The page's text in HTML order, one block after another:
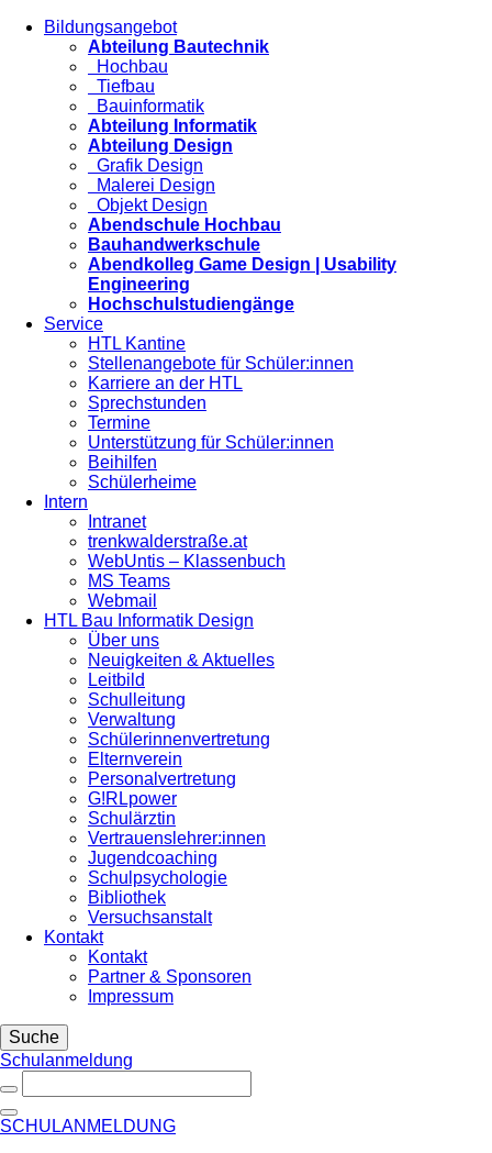
Bildungsangebot
Abteilung Bautechnik
Hochbau
Tiefbau
Bauinformatik
Abteilung Informatik
Abteilung Design
Grafik Design
Malerei Design
Objekt Design
Abendschule Hochbau
Bauhandwerkschule
Abendkolleg Game Design | Usability
Engineering
Hochschulstudiengänge
Service
HTL Kantine
Stellenangebote für Schüler:innen
Karriere an der HTL
Sprechstunden
Termine
Unterstützung für Schüler:innen
Beihilfen
Schülerheime
Intern
Intranet
trenkwalderstraße.at
WebUntis – Klassenbuch
MS Teams
Webmail
HTL Bau Informatik Design
Über uns
Neuigkeiten & Aktuelles
Leitbild
Schulleitung
Verwaltung
Schülerinnenvertretung
Elternverein
Personalvertretung
G!RLpower
Schulärztin
Vertrauenslehrer:innen
Jugendcoaching
Schulpsychologie
Bibliothek
Versuchsanstalt
Kontakt
Kontakt
Partner & Sponsoren
Impressum
Suche
Schulanmeldung
SCHULANMELDUNG